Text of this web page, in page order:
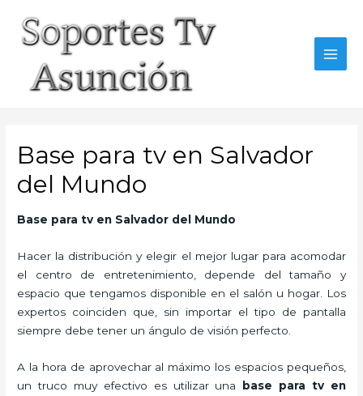
content
Base para tv en Salvador
del Mundo
Base para tv en Salvador del Mundo
Hacer la distribución y elegir el mejor lugar para acomodar
el centro de entretenimiento, depende del tamaño y
espacio que tengamos disponible en el salón u hogar. Los
expertos coinciden que, sin importar el tipo de pantalla
siempre debe tener un ángulo de visión perfecto.
A la hora de aprovechar al máximo los espacios pequeños,
un truco muy efectivo es utilizar una
base para tv en